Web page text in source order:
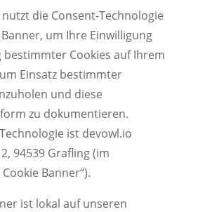
die Consent-Technologie
um Ihre Einwilligung
bestimmter Cookies auf Ihrem
Einsatz bestimmter
und diese
zu dokumentieren.
ist devowl.io
94539 Grafling (im
Banner“).
ist lokal auf unseren